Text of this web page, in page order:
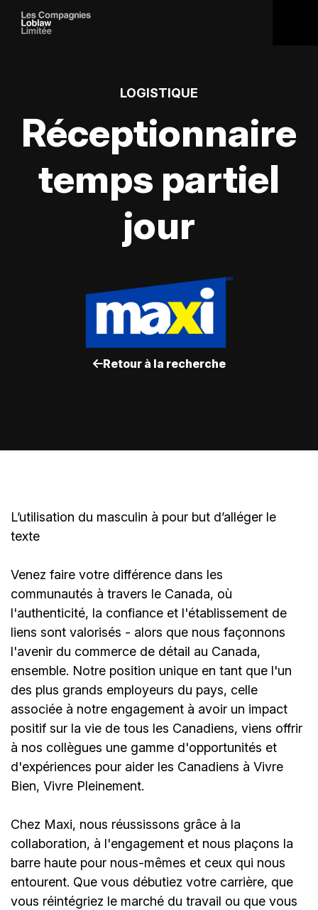
LOGISTIQUE
Réceptionnaire
temps partiel
jour
Retour à la recherche
L’utilisation du masculin à pour but d’alléger le
texte
Venez faire votre différence dans les
communautés à travers le Canada, où
l'authenticité, la confiance et l'établissement de
liens sont valorisés - alors que nous façonnons
l'avenir du commerce de détail au Canada,
ensemble. Notre position unique en tant que l'un
des plus grands employeurs du pays, celle
associée à notre engagement à avoir un impact
positif sur la vie de tous les Canadiens, viens offrir
à nos collègues une gamme d'opportunités et
d'expériences pour aider les Canadiens à Vivre
Bien, Vivre Pleinement.
Chez Maxi, nous réussissons grâce à la
collaboration, à l'engagement et nous plaçons la
barre haute pour nous-mêmes et ceux qui nous
entourent. Que vous débutiez votre carrière, que
vous réintégriez le marché du travail ou que vous